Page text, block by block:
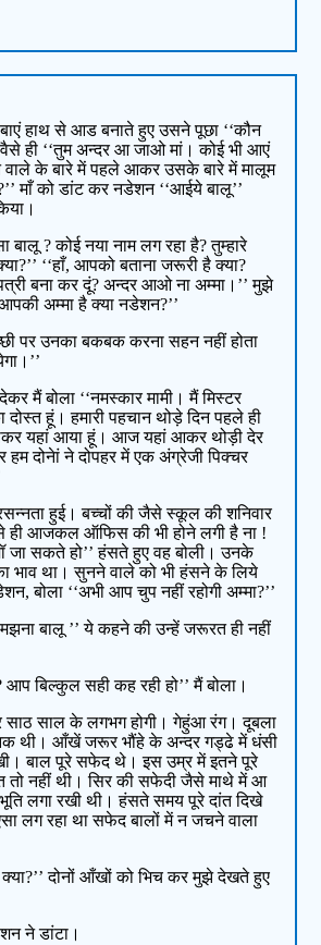
हाथ से आड बनाते हुए उसने पूछा ‘‘कौन
वैसे ही ‘‘तुम अन्दर आ जाओ मां। कोई भी आएं
वाले के बारे में पहले आकर उसके बारे में मालूम
माँ को डांट कर नडेशन ‘‘आईये बालू’’
बालू ? कोई नया नाम लग रहा है? तुम्हारे
‘‘हाँ, आपको बताना जरूरी है क्या?
बना कर दूं? अन्दर आओ ना अम्मा।’’ मुझे
अम्मा है क्या नडेशन?’’
पर उनका बकबक करना सहन नहीं होता
मैं बोला ‘‘नमस्कार मामी। मैं मिस्टर
हूं। हमारी पहचान थोड़े दिन पहले ही
यहां आया हूं। आज यहां आकर थोड़ी देर
हम दोनेां ने दोपहर में एक अंग्रेजी पिक्चर
हुई। बच्चों की जैसे स्कूल की शनिवार
ही आजकल ऑफिस की भी होने लगी है ना !
जा सकते हो’’ हंसते हुए वह बोली। उनके
भाव था। सुनने वाले को भी हंसने के लिये
बोला ‘‘अभी आप चुप नहीं रहोगी अम्मा?’’
बालू ’’ ये कहने की उन्हें जरूरत ही नहीं
आप बिल्कुल सही कह रही हो’’ मैं बोला।
साठ साल के लगभग होगी। गेहुंआ रंग। दूबला
थी। आँखें जरूर भौंहे के अन्दर गड्ढे में धंसी
बाल पूरे सफेद थे। इस उम्र में इतने पूरे
नहीं थी। सिर की सफेदी जैसे माथे में आ
लगा रखी थी। हंसते समय पूरे दांत दिखे
लग रहा था सफेद बालों में न जचने वाला
क्या?’’ दोनों आँखों को भिच कर मुझे देखते हुए
ने डांटा।